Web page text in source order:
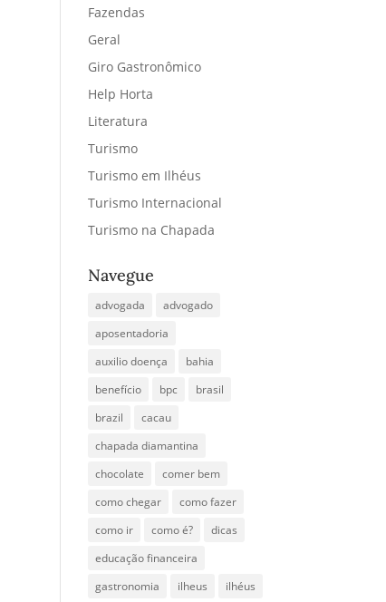
Fazendas
Geral
Giro Gastronômico
Help Horta
Literatura
Turismo
Turismo em Ilhéus
Turismo Internacional
Turismo na Chapada
Navegue
advogada
advogado
aposentadoria
auxilio doença
bahia
benefício
bpc
brasil
brazil
cacau
chapada diamantina
chocolate
comer bem
como chegar
como fazer
como ir
como é?
dicas
educação financeira
gastronomia
ilheus
ilhéus